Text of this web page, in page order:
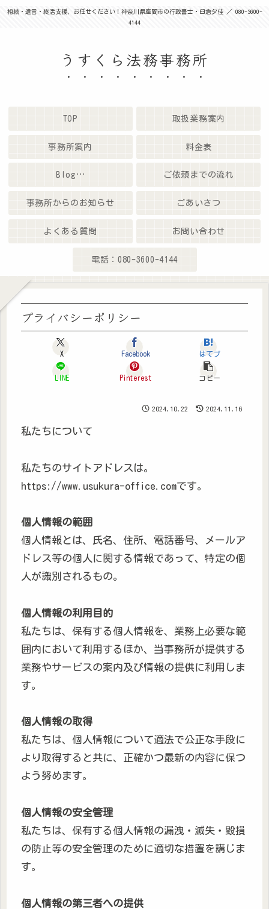
相続・遺言・終活支援、お任せください！神奈川県座間市の行政書士・臼倉夕佳 ／ 080-3600-
4144
うすくら法務事務所
TOP 取扱業務案内
事務所案内 料金表
Blog… ご依頼までの流れ
事務所からのお知らせ ごあいさつ
よくある質問 お問い合わせ
電話：080-3600-4144
プライバシーポリシー
X Facebook はてブ
LINE Pinterest コピー
2024.10.22 2024.11.16
私たちについて
私たちのサイトアドレスは。
https://www.usukura-office.comです。
個人情報の範囲
個人情報とは、氏名、住所、電話番号、メールア
ドレス等の個人に関する情報であって、特定の個
人が識別されるもの。
個人情報の利用目的
私たちは、保有する個人情報を、業務上必要な範
囲内において利用するほか、当事務所が提供する
業務やサービスの案内及び情報の提供に利用しま
す。
個人情報の取得
私たちは、個人情報について適法で公正な手段に
より取得すると共に、正確かつ最新の内容に保つ
よう努めます。
個人情報の安全管理
私たちは、保有する個人情報の漏洩・滅失・毀損
の防止等の安全管理のために適切な措置を講じま
す。
個人情報の第三者への提供